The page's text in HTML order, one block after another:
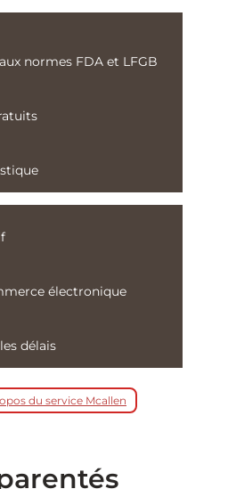
normes FDA et LFGB
électronique
délais
du service Mcallen